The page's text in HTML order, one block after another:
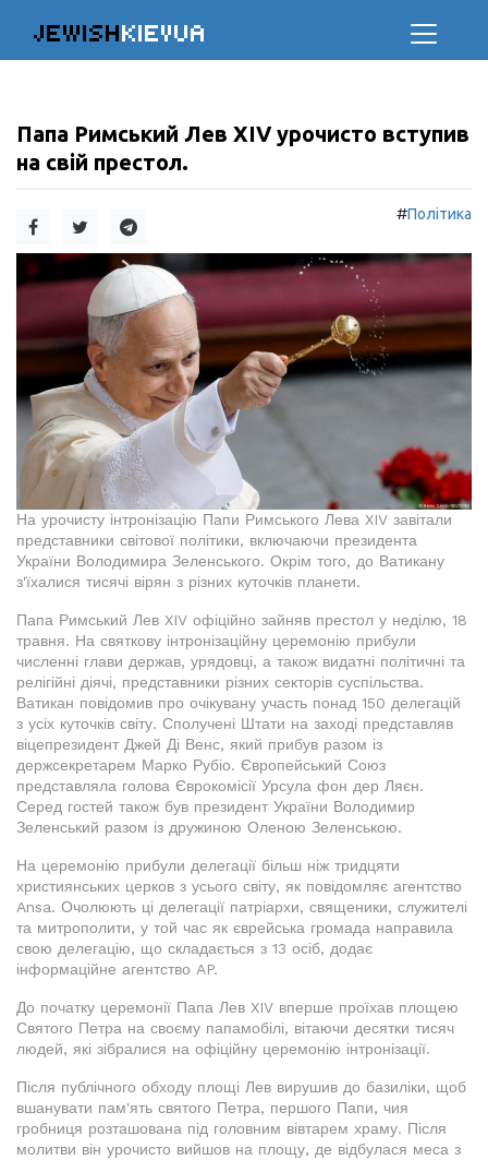
JEWISHKIEVUA
Папа Римський Лев XIV урочисто вступив
на свій престол.
#Політика
На урочисту інтронізацію Папи Римського Лева XIV завітали
представники світової політики, включаючи президента
України Володимира Зеленського. Окрім того, до Ватикану
з'їхалися тисячі вірян з різних куточків планети.
Папа Римський Лев XIV офіційно зайняв престол у неділю, 18
травня. На святкову інтронізаційну церемонію прибули
численні глави держав, урядовці, а також видатні політичні та
релігійні діячі, представники різних секторів суспільства.
Ватикан повідомив про очікувану участь понад 150 делегацій
з усіх куточків світу. Сполучені Штати на заході представляв
віцепрезидент Джей Ді Венс, який прибув разом із
держсекретарем Марко Рубіо. Європейський Союз
представляла голова Єврокомісії Урсула фон дер Ляєн.
Серед гостей також був президент України Володимир
Зеленський разом із дружиною Оленою Зеленською.
На церемонію прибули делегації більш ніж тридцяти
християнських церков з усього світу, як повідомляє агентство
Ansa. Очолюють ці делегації патріархи, священики, служителі
та митрополити, у той час як єврейська громада направила
свою делегацію, що складається з 13 осіб, додає
інформаційне агентство AP.
До початку церемонії Папа Лев XIV вперше проїхав площею
Святого Петра на своєму папамобілі, вітаючи десятки тисяч
людей, які зібралися на офіційну церемонію інтронізації.
Після публічного обходу площі Лев вирушив до базиліки, щоб
вшанувати пам'ять святого Петра, першого Папи, чия
гробниця розташована під головним вівтарем храму. Після
молитви він урочисто вийшов на площу, де відбулася меса з